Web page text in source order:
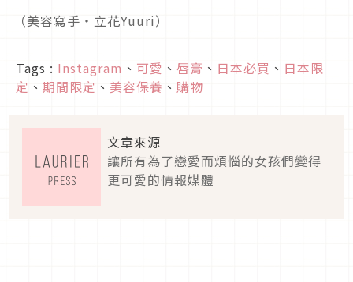
（美容寫手・立花Yuuri）
Tags : Instagram 、 可愛 、 唇膏 、 日本必買 、 日本限
定 、 期間限定 、 美容保養 、 購物
文章來源
讓所有為了戀愛而煩惱的女孩們變得
更可愛的情報媒體